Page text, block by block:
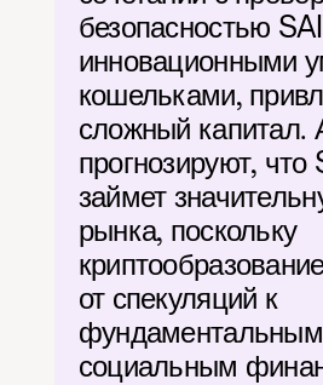
безопасностью
инновационными
кошельками,
сложный капитал.
прогнозируют,
займет
рынка, поскольку
от спекуляций к
фундаментальным
социальным